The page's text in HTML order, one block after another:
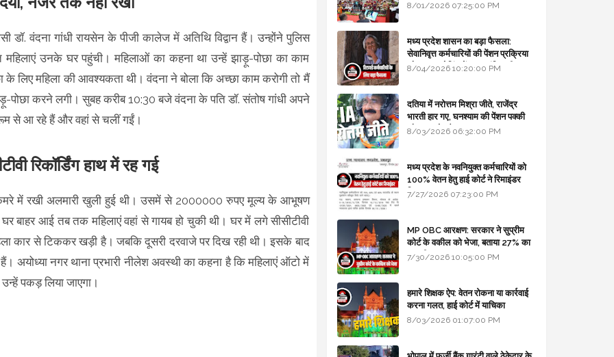
डॉ. वंदना गांधी रायसेन के पीजी कालेज में अतिथि विद्वान हैं। उन्होंने पुलिस
महिलाएं उनके घर पहुंची। महिलाओं का कहना था उन्हें झाड़ू-पोछा का काम
लिए महिला की आवश्यकता थी। वंदना ने बोला कि अच्छा काम करोगी तो मैं
करने लगी। सुबह करीब 10:30 बजे वंदना के पति डॉ. संतोष गांधी अपने
से आ रहे हैं और वहां से चलीं गईं।
रिकॉर्डिंग हाथ में रह गई
में रखी अलमारी खुली हुई थी। उसमें से 2000000 रुपए मूल्य के आभूषण
आई तब तक महिलाएं वहां से गायब हो चुकी थी। घर में लगे सीसीटीवी
से टिककर खड़ी है। जबकि दूसरी दरवाजे पर दिख रही थी। इसके बाद
अयोध्या नगर थाना प्रभारी नीलेश अवस्थी का कहना है कि महिलाएं ऑटो में
पकड़ लिया जाएगा।
8/01/2026 07:25:00 PM
मध्य प्रदेश शासन का बड़ा फैसला:
सेवानिवृत्त कर्मचारियों की पेंशन प्रक्रिया
और बजट कोडिंग में हुए क्रांतिकारी
8/04/2026 10:20:00 PM
दतिया में नरोत्तम मिश्रा जीते, राजेंद्र
भारती हार गए, घनश्याम की पेंशन पक्की
और आशुतोष बैक टू...
8/03/2026 06:32:00 PM
मध्य प्रदेश के नवनियुक्त कर्मचारियों को
100% वेतन हेतु हाई कोर्ट ने रिमाइंडर
लिखा
7/27/2026 07:23:00 PM
MP OBC आरक्षण: सरकार ने सुप्रीम
कोर्ट के वकील को भेजा, बताया 27% का
कानूनी आधार
7/30/2026 10:05:00 PM
हमारे शिक्षक ऐप: वेतन रोकना या कार्रवाई
करना गलत, हाई कोर्ट में याचिका
8/03/2026 01:07:00 PM